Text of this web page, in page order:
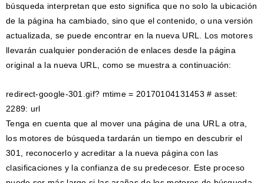
búsqueda interpretan que esto significa que no solo la ubicación
de la página ha cambiado, sino que el contenido, o una versión
actualizada, se puede encontrar en la nueva URL. Los motores
llevarán cualquier ponderación de enlaces desde la página
original a la nueva URL, como se muestra a continuación:
redirect-google-301.gif? mtime = 20170104131453 # asset:
2289: url
Tenga en cuenta que al mover una página de una URL a otra,
los motores de búsqueda tardarán un tiempo en descubrir el
301, reconocerlo y acreditar a la nueva página con las
clasificaciones y la confianza de su predecesor. Este proceso